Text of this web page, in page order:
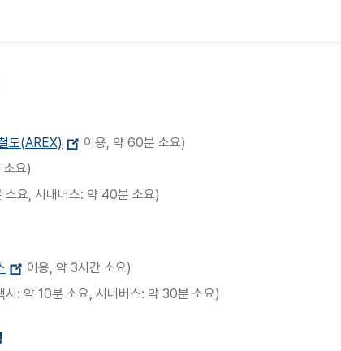
도(AREX)
이용, 약 60분 소요)
소요)
요, 시내버스: 약 40분 소요)
이용, 약 3시간 소요)
: 약 10분 소요, 시내버스: 약 30분 소요)